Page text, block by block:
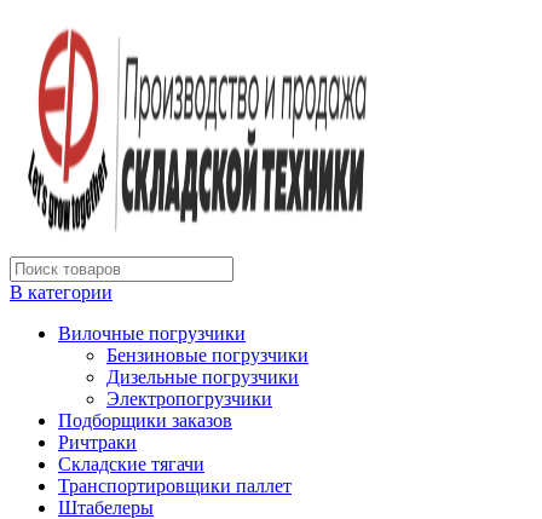
В категории
Вилочные погрузчики
Бензиновые погрузчики
Дизельные погрузчики
Электропогрузчики
Подборщики заказов
Ричтраки
Складские тягачи
Транспортировщики паллет
Штабелеры